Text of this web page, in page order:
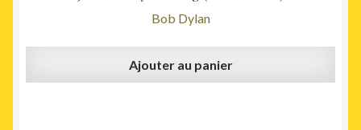
Bob Dylan
Ajouter au panier